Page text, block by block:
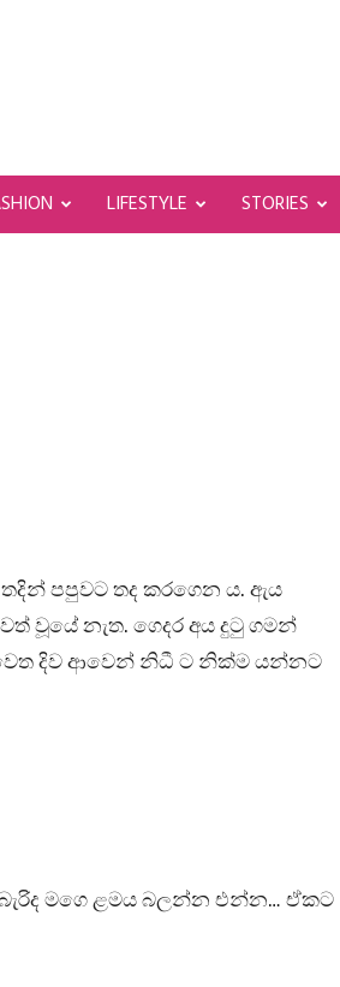
LIFESTYLE STORIES
පපුවට තද කරගෙන ය. ඇය
වූයේ නැත. ගෙදර අය දුටු ගමන්
දිව ආවෙන් නිධී ට නික්ම යන්නට
මගෙ ළමය බලන්න එන්න… ඒකට